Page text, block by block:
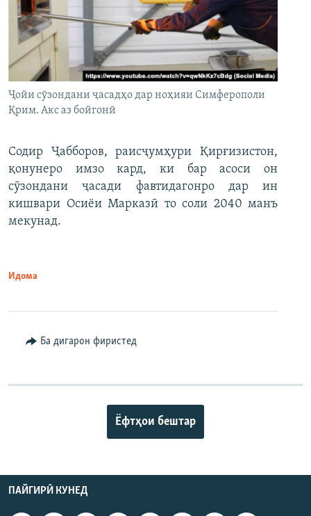
Ҷойи сӯзондани ҷасадҳо дар ноҳияи Симферополи
Қрим. Акс аз бойгонӣ
Содир Ҷабборов, раисҷумҳури Қирғизистон,
қонунеро имзо кард, ки бар асоси он
сӯзондани ҷасади фавтидагонро дар ин
кишвари Осиёи Марказӣ то соли 2040 манъ
мекунад.
Идома
Ба дигарон фиристед
Ёфтҳои бештар
ПАЙГИРӢ КУНЕД